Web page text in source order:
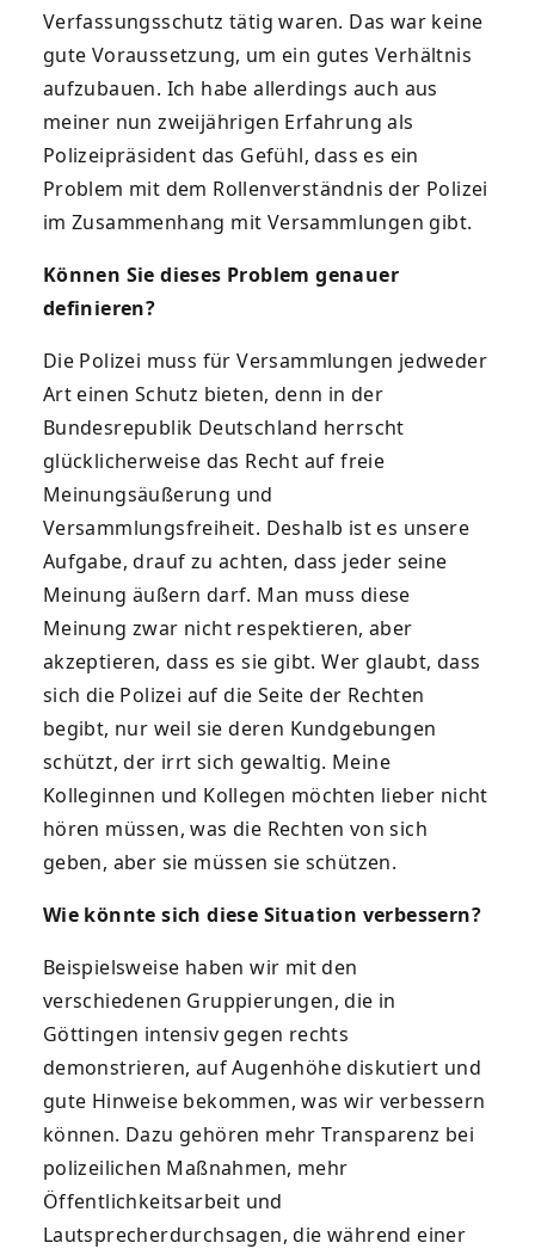
Verfassungsschutz tätig waren. Das war keine
gute Voraussetzung, um ein gutes Verhältnis
aufzubauen. Ich habe allerdings auch aus
meiner nun zweijährigen Erfahrung als
Polizeipräsident das Gefühl, dass es ein
Problem mit dem Rollenverständnis der Polizei
im Zusammenhang mit Versammlungen gibt.
Können Sie dieses Problem genauer
definieren?
Die Polizei muss für Versammlungen jedweder
Art einen Schutz bieten, denn in der
Bundesrepublik Deutschland herrscht
glücklicherweise das Recht auf freie
Meinungsäußerung und
Versammlungsfreiheit. Deshalb ist es unsere
Aufgabe, drauf zu achten, dass jeder seine
Meinung äußern darf. Man muss diese
Meinung zwar nicht respektieren, aber
akzeptieren, dass es sie gibt. Wer glaubt, dass
sich die Polizei auf die Seite der Rechten
begibt, nur weil sie deren Kundgebungen
schützt, der irrt sich gewaltig. Meine
Kolleginnen und Kollegen möchten lieber nicht
hören müssen, was die Rechten von sich
geben, aber sie müssen sie schützen.
Wie könnte sich diese Situation verbessern?
Beispielsweise haben wir mit den
verschiedenen Gruppierungen, die in
Göttingen intensiv gegen rechts
demonstrieren, auf Augenhöhe diskutiert und
gute Hinweise bekommen, was wir verbessern
können. Dazu gehören mehr Transparenz bei
polizeilichen Maßnahmen, mehr
Öffentlichkeitsarbeit und
Lautsprecherdurchsagen, die während einer